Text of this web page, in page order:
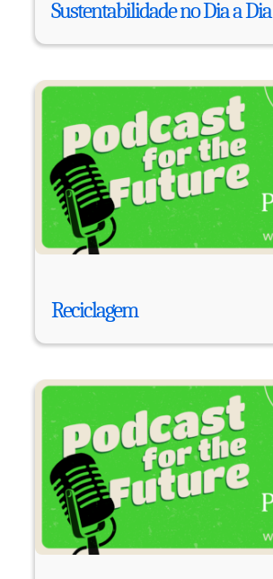
Sustentabilidade no Dia a Dia
Reciclagem